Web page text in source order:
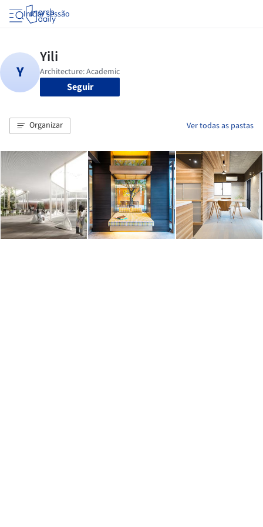
Iniciar sessão
Seguir
Organizar Ver todas as pastas